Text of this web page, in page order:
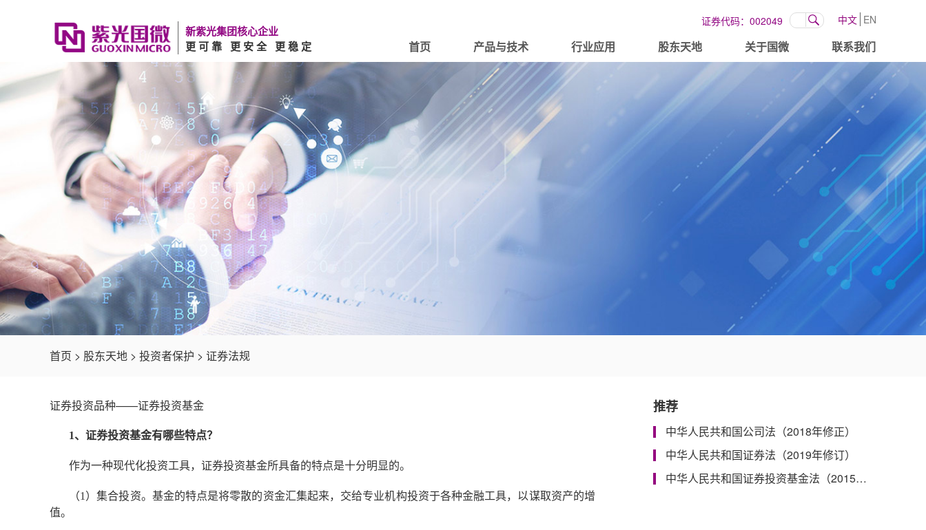
中文 EN
证券代码：002049
新紫光集团核心企业
更可靠 更安全 更稳定
首页 产品与技术 行业应用 股东天地 关于国微 联系我们
首页 > 股东天地 > 投资者保护 > 证券法规
证券投资品种——证券投资基金
1、证券投资基金有哪些特点？
作为一种现代化投资工具，证券投资基金所具备的特点是十分明显的。
（1）集合投资。基金的特点是将零散的资金汇集起来，交给专业机构投资于各种金融工具，以谋取资产的增
值。
推荐
中华人民共和国公司法（2018年修正）
中华人民共和国证券法（2019年修订）
中华人民共和国证券投资基金法（2015年4月修正）